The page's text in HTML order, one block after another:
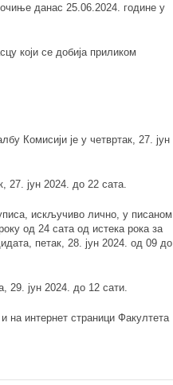
данас 25.06.2024. године у
који се добија приликом
Комисији је у четвртак, 27. јун
27. јун 2024. до 22 сата.
искључиво лично, у писаном
од 24 сата од истека рока за
петак, 28. јун 2024. од 09 до
29. јун 2024. до 12 сати.
на интернет страници Факултета